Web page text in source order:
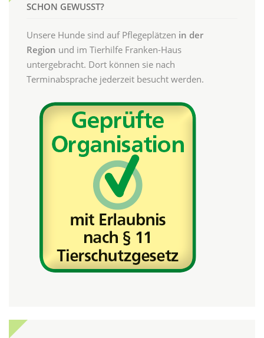
SCHON GEWUSST?
Unsere Hunde sind auf Pflegeplätzen in der
Region und im Tierhilfe Franken-Haus
untergebracht. Dort können sie nach
Terminabsprache jederzeit besucht werden.